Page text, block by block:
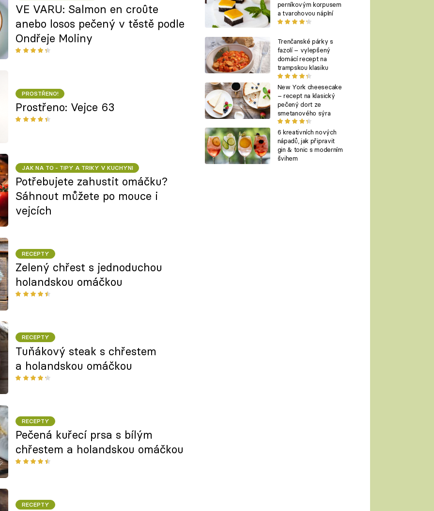
perníkovým korpusem
a tvarohovou náplní
Trenčanské párky s
fazolí – vylepšený
domácí recept na
trampskou klasiku
New York cheesecake
– recept na klasický
pečený dort ze
smetanového sýra
6 kreativních nových
nápadů, jak připravit
gin & tonic s moderním
švihem
VE VARU: Salmon en croûte
anebo losos pečený v těstě podle
Ondřeje Moliny
PROSTŘENO!
Prostřeno: Vejce 63
JAK NA TO - TIPY A TRIKY V KUCHYNI
Potřebujete zahustit omáčku?
Sáhnout můžete po mouce i
vejcích
RECEPTY
Zelený chřest s jednoduchou
holandskou omáčkou
RECEPTY
Tuňákový steak s chřestem
a holandskou omáčkou
RECEPTY
Pečená kuřecí prsa s bílým
chřestem a holandskou omáčkou
RECEPTY